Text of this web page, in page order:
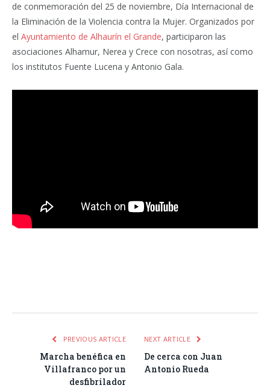
de conmemoración del 25 de noviembre, Día Internacional de
la Eliminación de la Violencia contra la Mujer. Organizados por
el Ayuntamiento de Alhaurín el Grande, participaron las
asociaciones Alhamur, Nerea y Crece con nosotras, así como
los institutos Fuente Lucena y Antonio Gala.
PREVIOUS ARTICLE
Marcha benéfica en
Villafranco por un
desfibrilador
NEXT ARTICLE
De cerca con Juan
Antonio Rueda